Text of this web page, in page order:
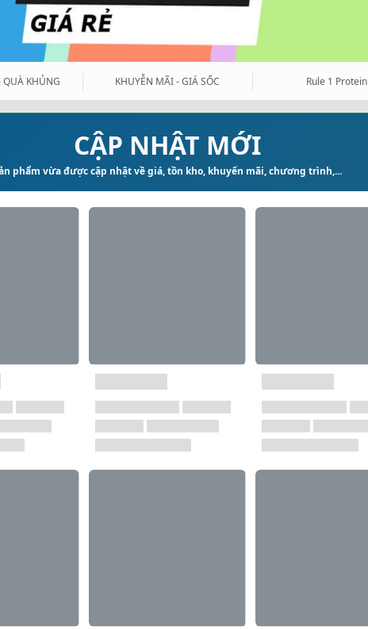
QUÀ KHỦNG KHUYỄN MÃI - GIÁ SỐC Rule 1 Protein
CẬP NHẬT MỚI
phẩm vừa được cập nhật về giá, tồn kho, khuyến mãi, chương trình,...